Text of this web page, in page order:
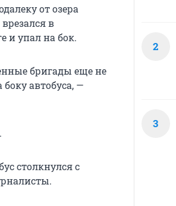
от озера
в
и упал на бок.
бригады еще не
автобуса, —
столкнулся с
2
3